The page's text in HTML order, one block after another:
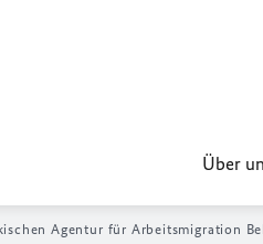
Über
Agentur für Arbeitsmigration